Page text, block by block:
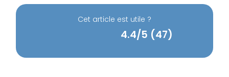
Cet article est utile ?
4.4/5 (47)